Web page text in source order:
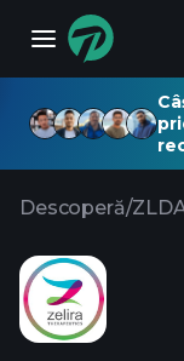
Descoperă/